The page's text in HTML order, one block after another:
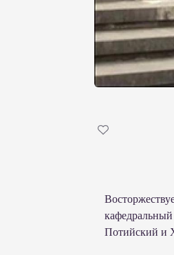
Потийский и